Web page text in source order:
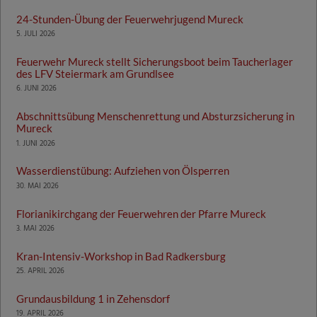
24-Stunden-Übung der Feuerwehrjugend Mureck
5. JULI 2026
Feuerwehr Mureck stellt Sicherungsboot beim Taucherlager
des LFV Steiermark am Grundlsee
6. JUNI 2026
Abschnittsübung Menschenrettung und Absturzsicherung in
Mureck
1. JUNI 2026
Wasserdienstübung: Aufziehen von Ölsperren
30. MAI 2026
Florianikirchgang der Feuerwehren der Pfarre Mureck
3. MAI 2026
Kran-Intensiv-Workshop in Bad Radkersburg
25. APRIL 2026
Grundausbildung 1 in Zehensdorf
19. APRIL 2026